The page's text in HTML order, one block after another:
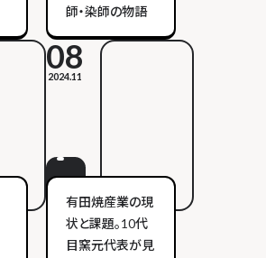
師・染師の物語
08
2024.11
有田焼産業の現
状と課題。10代
目窯元代表が見